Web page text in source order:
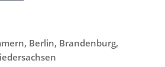
Berlin, Brandenburg,